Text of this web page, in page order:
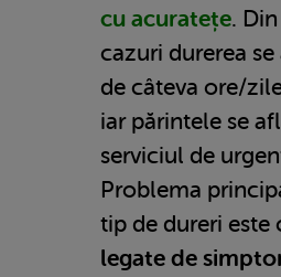
cu acuratețe.
cazuri durerea
de câteva ore/
iar părintele se
serviciul de
Problema
tip de dureri este
legate de